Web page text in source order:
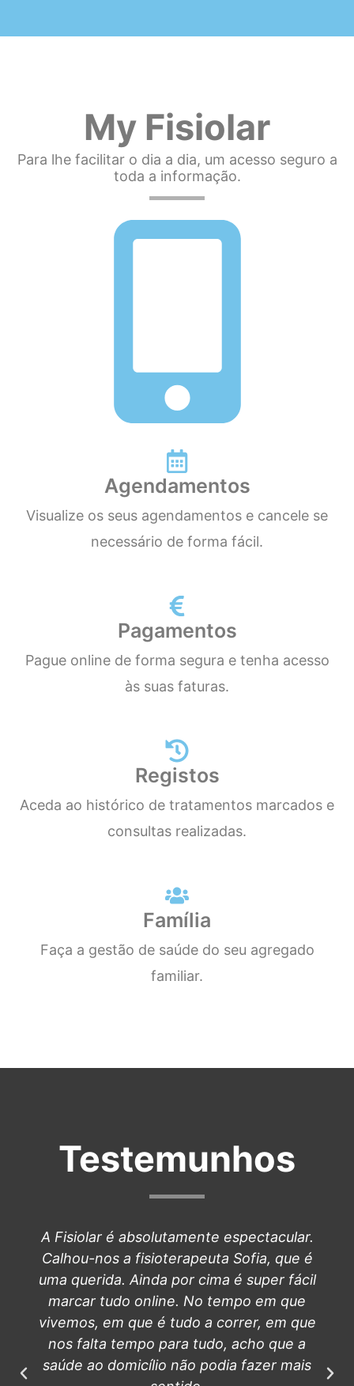
My Fisiolar
Para lhe facilitar o dia a dia, um acesso seguro a
toda a informação.
Agendamentos
Visualize os seus agendamentos e cancele se
necessário de forma fácil.
Pagamentos
Pague online de forma segura e tenha acesso
às suas faturas.
Registos
Aceda ao histórico de tratamentos marcados e
consultas realizadas.
Família
Faça a gestão de saúde do seu agregado
familiar.
Testemunhos
A Fisiolar é absolutamente espectacular.
Calhou-nos a fisioterapeuta Sofia, que é
uma querida. Ainda por cima é super fácil
marcar tudo online. No tempo em que
vivemos, em que é tudo a correr, em que
nos falta tempo para tudo, acho que a
saúde ao domicílio não podia fazer mais